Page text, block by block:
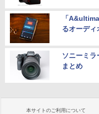
「
るオーディ
ソニーミ
まとめ
本サイトのご利用について